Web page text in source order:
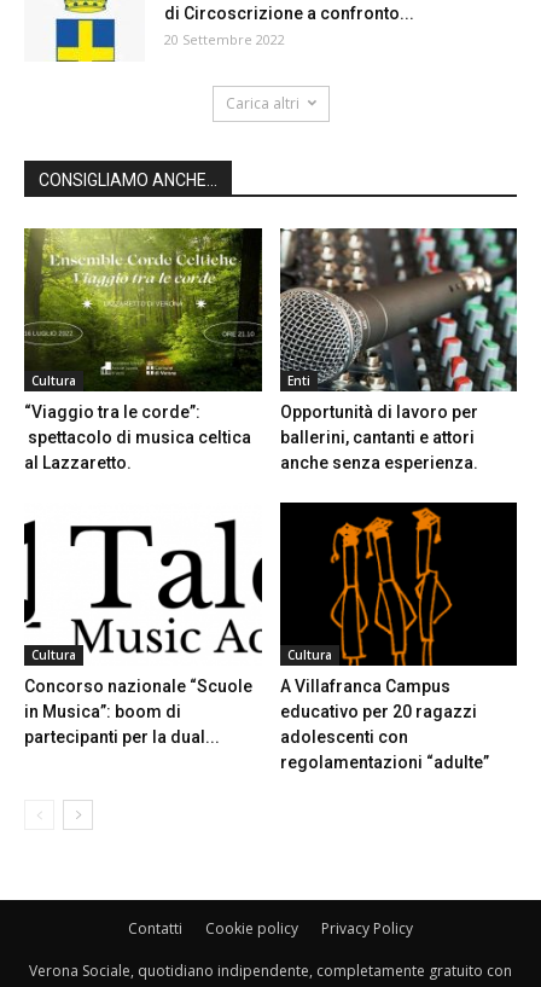
di Circoscrizione a confronto...
20 Settembre 2022
Carica altri
CONSIGLIAMO ANCHE...
Cultura
“Viaggio tra le corde”:
spettacolo di musica celtica
al Lazzaretto.
Enti
Opportunità di lavoro per
ballerini, cantanti e attori
anche senza esperienza.
Cultura
Concorso nazionale “Scuole
in Musica”: boom di
partecipanti per la dual...
Cultura
A Villafranca Campus
educativo per 20 ragazzi
adolescenti con
regolamentazioni “adulte”
Contatti Cookie policy Privacy Policy
Verona Sociale, quotidiano indipendente, completamente gratuito con